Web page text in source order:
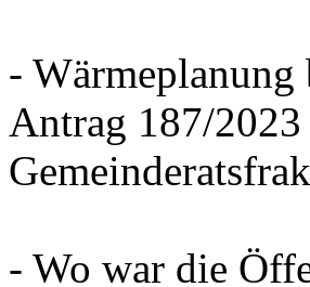
-
Antrag 187/
- Wo war die